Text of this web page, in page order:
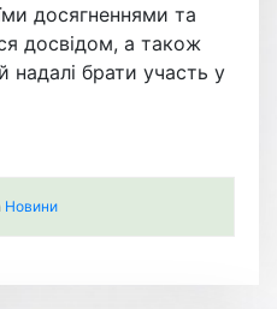
досягненнями та
досвідом, а також
брати участь у
Новини